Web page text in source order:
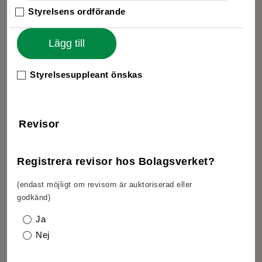
Styrelsens ordförande
Lägg till
Styrelsesuppleant önskas
Revisor
Registrera revisor hos Bolagsverket?
(endast möjligt om revisorn är auktoriserad eller
godkänd)
Ja
Nej